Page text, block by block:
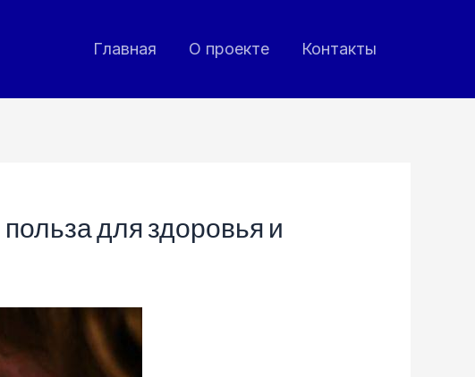
Главная О проекте Контакты
для здоровья и